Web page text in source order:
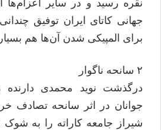
نقره رسید و در سایر اعزام‌ها
جهانی کاتای ایران توفیق
برای المپیکی شدن آن‌ها هم
۲ سانحه ناگوار
درگذشت نوید محمدی دارنده
جوانان در اثر سانحه تصادف
شیراز جامعه کاراته را به شوک